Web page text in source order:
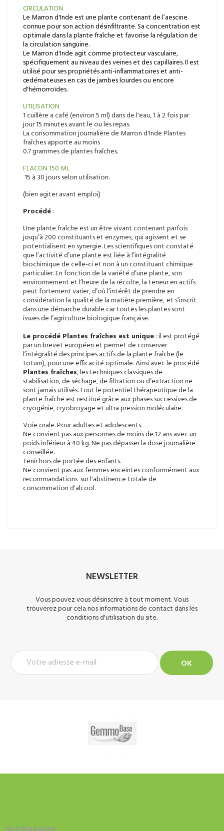
CIRCULATION
Le Marron d'Inde est une plante contenant de l’aescine
connue pour son action désinfiltrante. Sa concentration est
optimale dans la plante fraîche et favorise la régulation de
la circulation sanguine.
Le Marron d'Inde agit comme protecteur vasculaire,
spécifiquement au niveau des veines et des capillaires. Il est
utilisé pour ses propriétés anti-inflammatoires et anti-
œdémateuses en cas de jambes lourdes ou encore
d'hémorroïdes.
UTILISATION
1 cuillère a café (environ 5 ml) dans de l'eau, 1 à 2 fois par
jour 15 minutes avant le ou les repas.
La consommation journalière de Marron d'Inde Plantes
fraîches apporte au moins
0.7 grammes de plantes fraîches.
FLACON 150 ML
15 à 30 jours selon utilisation.
(bien agiter avant emploi)
Procédé:
Une plante fraîche est un être vivant contenant parfois
jusqu’à 200 constituants et enzymes, qui agissent et se
potentialisent en synergie. Les scientifiques ont constaté
que l’activité d’une plante est liée à l’intégralité
biochimique de celle-ci et non à un constituant chimique
particulier. En fonction de la variété d’une plante, son
environnement et l’heure de la récolte, la teneur en actifs
peut fortement varier, d’où l’intérêt de prendre en
considération la qualité de la matière première,et s’inscrit
dans une démarche durable car toutes les plantes sont
issues de l’agriculture biologique française.
Le procédé Plantes fraîches est unique: il est protégé
par un brevet européen et permet de conserver
l’intégralité des principes actifs de la plante fraîche (le
totum), pour une efficacité optimale. Ainsi avec le procédé
Plantes fraîches, les techniques classiques de
stabilisation, de séchage, de filtration ou d’extraction ne
sont jamais utilisés. Tout le potentiel thérapeutique de la
plante fraîche est restitué grâce aux phases successives de
cryogénie, cryobroyage et ultra pression moléculaire.
Voie orale. Pour adultes et adolescents.
Ne convient pas aux personnes de moins de 12 ans avec un
poids inférieur à 40 kg. Ne pas dépasser la dose journalière
conseillée.
Tenir hors de portée des enfants.
Ne convient pas aux femmes enceintes conformément aux
recommandations sur l'abstinence totale de
consommation d'alcool.
NEWSLETTER
Vous pouvez vous désinscrire à tout moment. Vous
trouverez pour cela nos informations de contact dans les
conditions d'utilisation du site.